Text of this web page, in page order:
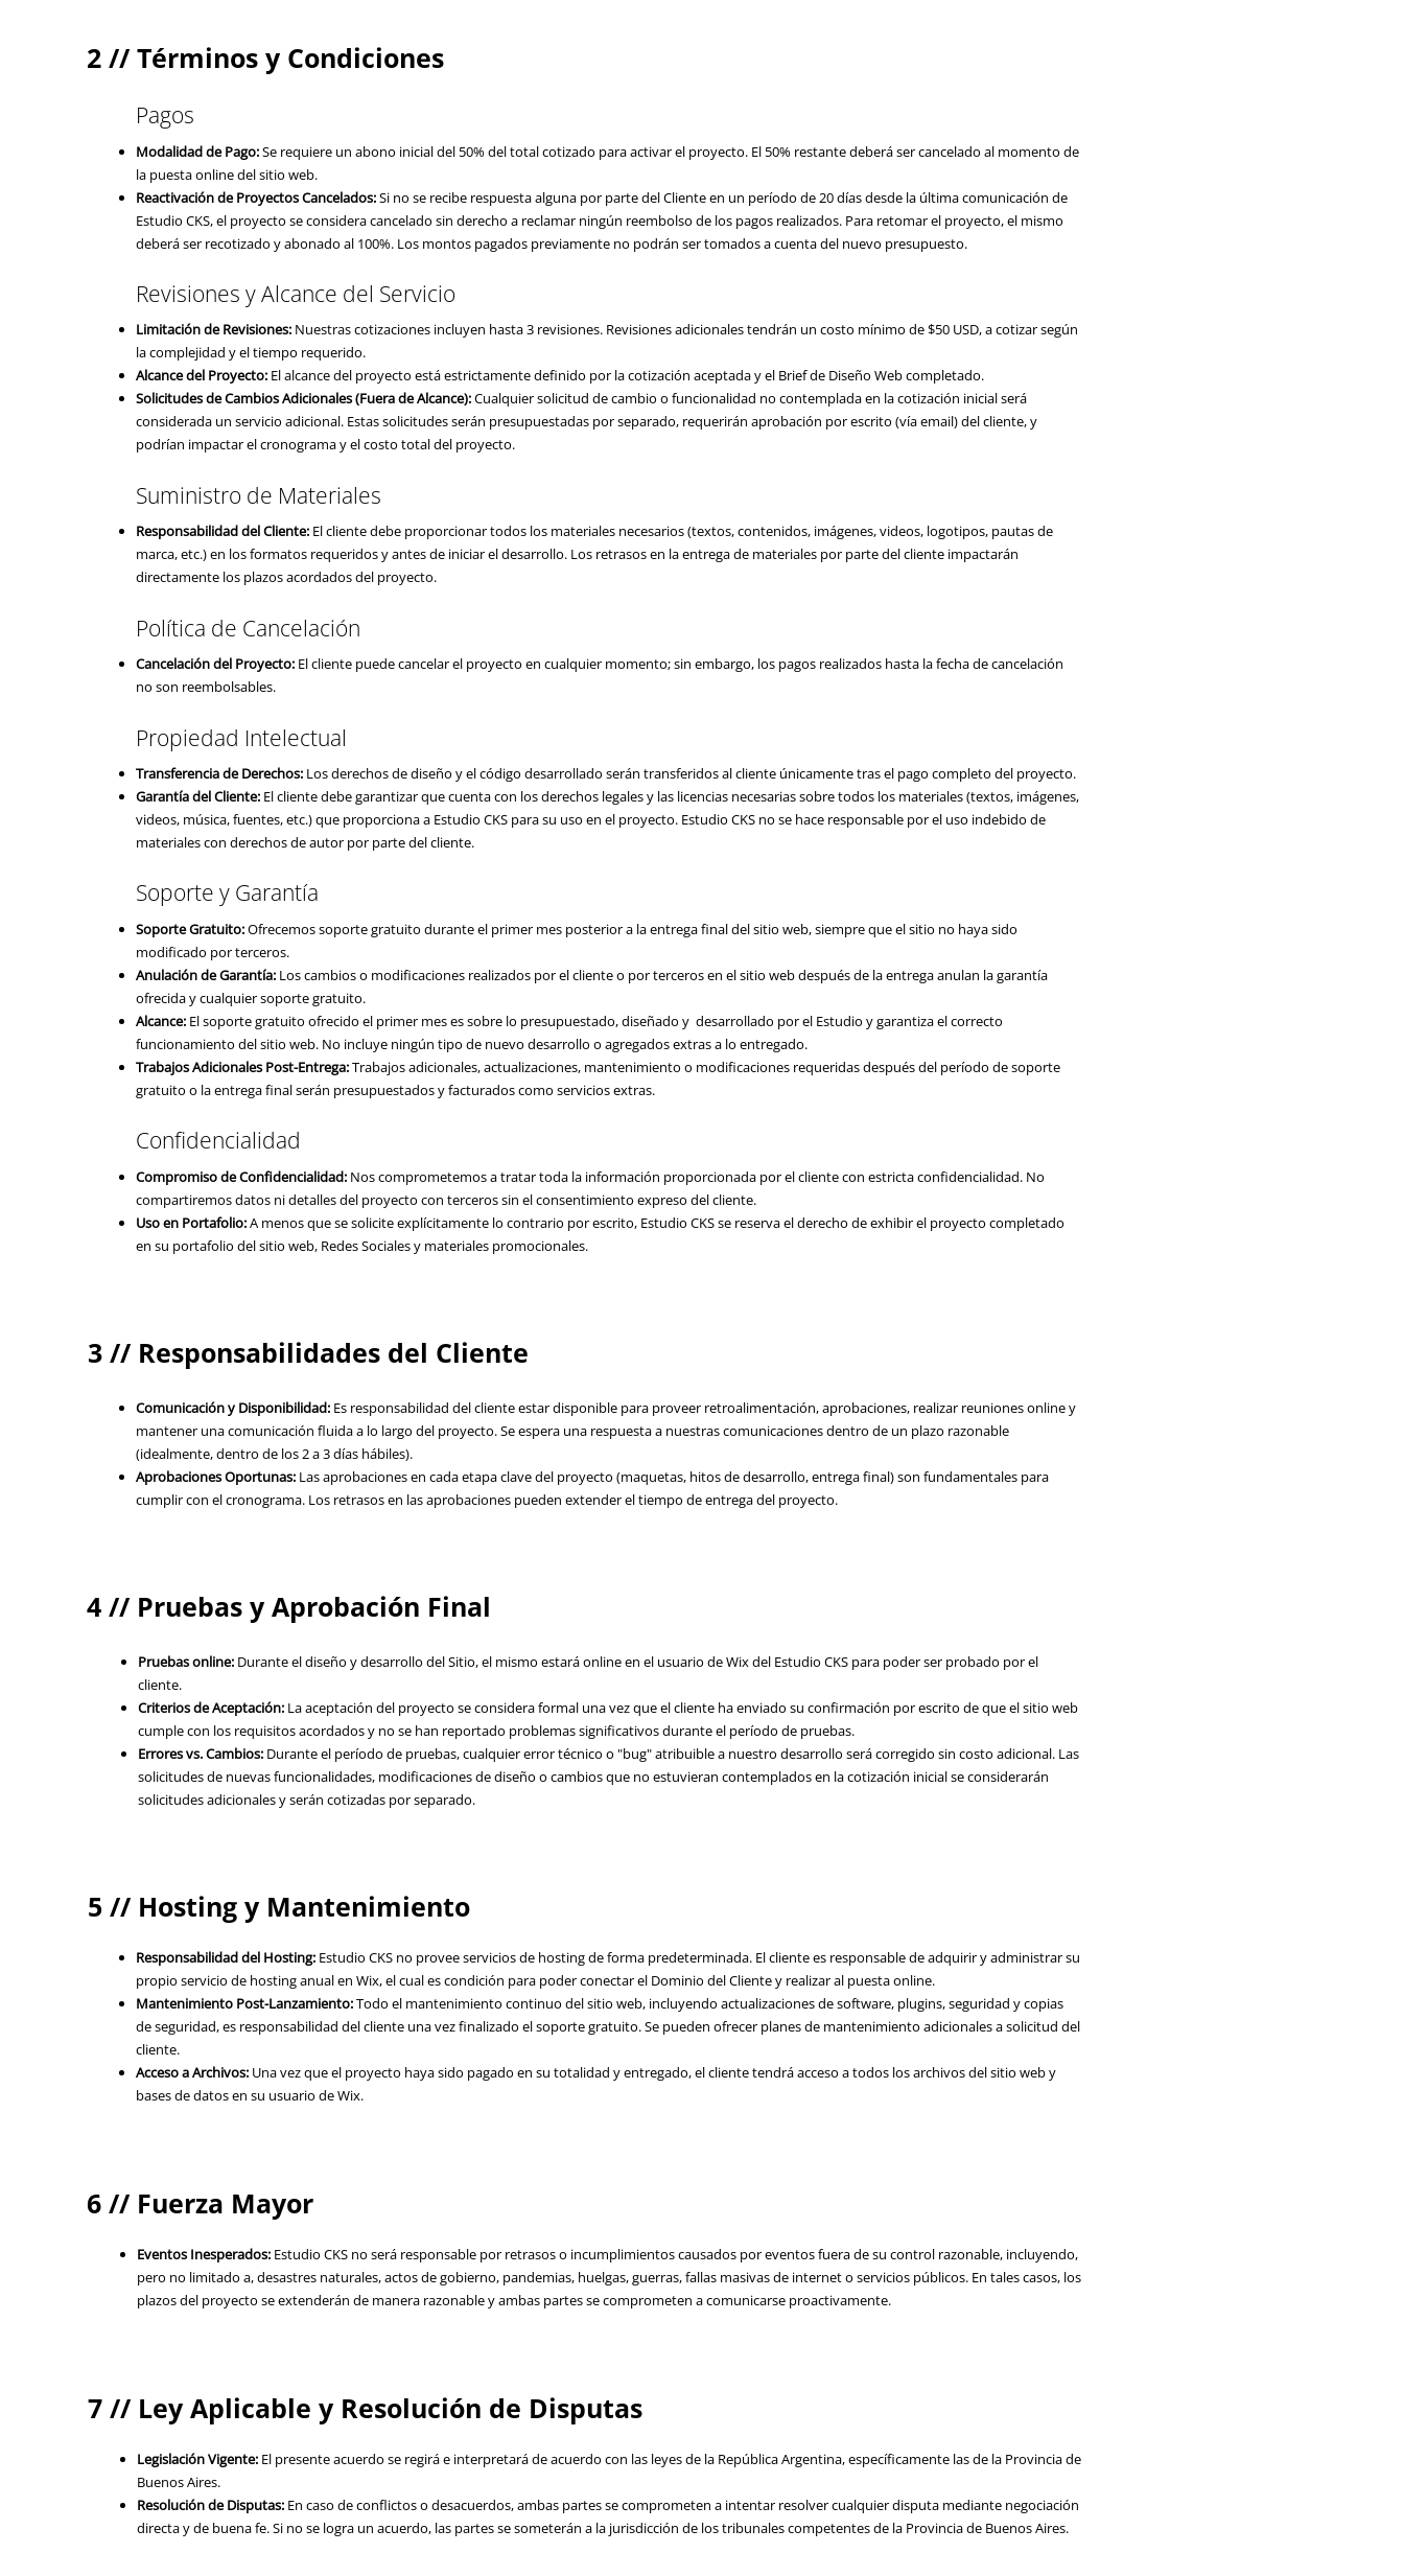
2 // Términos y Condiciones
Pagos
Modalidad de Pago:Se requiere un abono inicial del 50% del total cotizado para activar el proyecto. El 50% restante deberá ser cancelado al momento de
la puesta online del sitio web.
Reactivación de Proyectos Cancelados:Si no se recibe respuesta alguna por parte del Cliente en un período de 20 días desde la última comunicación de
Estudio CKS, el proyecto se considera cancelado sin derecho a reclamar ningún reembolso de los pagos realizados. Para retomar el proyecto, el mismo
deberá ser recotizado y abonado al 100%. Los montos pagados previamente no podrán ser tomados a cuenta del nuevo presupuesto.
Revisiones y Alcance del Servicio
Limitación de Revisiones:Nuestras cotizaciones incluyen hasta 3 revisiones. Revisiones adicionales tendrán un costo mínimo de $50 USD, a cotizar según
la complejidad y el tiempo requerido.
Alcance del Proyecto: El alcance del proyecto está estrictamente definido por la cotización aceptada y el Brief de Diseño Web completado.
Solicitudes de Cambios Adicionales (Fuera de Alcance):Cualquier solicitud de cambio o funcionalidad no contemplada en la cotización inicial será
considerada un servicio adicional. Estas solicitudes serán presupuestadas por separado, requerirán aprobación por escrito (vía email) del cliente, y
podrían impactar el cronograma y el costo total del proyecto.
Suministro de Materiales
Responsabilidad del Cliente: El cliente debe proporcionar todos los materiales necesarios (textos, contenidos, imágenes, videos, logotipos, pautas de
marca, etc.) en los formatos requeridos y antes de iniciar el desarrollo. Los retrasos en la entrega de materiales por parte del cliente impactarán
directamente los plazos acordados del proyecto.
Política de Cancelación
Cancelación del Proyecto: El cliente puede cancelar el proyecto en cualquier momento; sin embargo, los pagos realizados hasta la fecha de cancelación
no son reembolsables.
Propiedad Intelectual
Transferencia de Derechos: Los derechos de diseño y el código desarrollado serán transferidos al cliente únicamente tras el pago completo del proyecto.
Garantía del Cliente: El cliente debe garantizar que cuenta con los derechos legales y las licencias necesarias sobre todos los materiales (textos, imágenes,
videos, música, fuentes, etc.) que proporciona a Estudio CKS para su uso en el proyecto. Estudio CKS no se hace responsable por el uso indebido de
materiales con derechos de autor por parte del cliente.
Soporte y Garantía
Soporte Gratuito:Ofrecemos soporte gratuito durante el primer mes posterior a la entrega final del sitio web, siempre que el sitio no haya sido
modificado por terceros.
Anulación de Garantía: Los cambios o modificaciones realizados por el cliente o por terceros en el sitio web después de la entrega anulan la garantía
ofrecida y cualquier soporte gratuito.
Alcance: El soporte gratuito ofrecido el primer mes es sobre lo presupuestado, diseñado y desarrollado por el Estudio y garantiza el correcto
funcionamiento del sitio web. No incluye ningún tipo de nuevo desarrollo o agregados extras a lo entregado.
Trabajos Adicionales Post-Entrega:Trabajos adicionales, actualizaciones, mantenimiento o modificaciones requeridas después del período de soporte
gratuito o la entrega final serán presupuestados y facturados como servicios extras.
Confidencialidad
Compromiso de Confidencialidad: Nos comprometemos a tratar toda la información proporcionada por el cliente con estricta confidencialidad. No
compartiremos datos ni detalles del proyecto con terceros sin el consentimiento expreso del cliente.
Uso en Portafolio:A menos que se solicite explícitamente lo contrario por escrito, Estudio CKS se reserva el derecho de exhibir el proyecto completado
en su portafolio del sitio web, Redes Sociales y materiales promocionales.
3 // Responsabilidades del Cliente
Comunicación y Disponibilidad: Es responsabilidad del cliente estar disponible para proveer retroalimentación, aprobaciones, realizar reuniones online y
mantener una comunicación fluida a lo largo del proyecto. Se espera una respuesta a nuestras comunicaciones dentro de un plazo razonable
(idealmente, dentro de los 2 a 3 días hábiles).
Aprobaciones Oportunas: Las aprobaciones en cada etapa clave del proyecto (maquetas, hitos de desarrollo, entrega final) son fundamentales para
cumplir con el cronograma. Los retrasos en las aprobaciones pueden extender el tiempo de entrega del proyecto.
4 // Pruebas y Aprobación Final
Pruebas online: Durante el diseño y desarrollo del Sitio, el mismo estará online en el usuario de Wix del Estudio CKS para poder ser probado por el
cliente.
Criterios de Aceptación: La aceptación del proyecto se considera formal una vez que el cliente ha enviado su confirmación por escrito de que el sitio web
cumple con los requisitos acordados y no se han reportado problemas significativos durante el período de pruebas.
Errores vs. Cambios: Durante el período de pruebas, cualquier error técnico o "bug" atribuible a nuestro desarrollo será corregido sin costo adicional. Las
solicitudes de nuevas funcionalidades, modificaciones de diseño o cambios que no estuvieran contemplados en la cotización inicial se considerarán
solicitudes adicionales y serán cotizadas por separado.
5 // Hosting y Mantenimiento
Responsabilidad del Hosting: Estudio CKS no provee servicios de hosting de forma predeterminada. El cliente es responsable de adquirir y administrar su
propio servicio de hosting anual en Wix, el cual es condición para poder conectar el Dominio del Cliente y realizar al puesta online.
Mantenimiento Post-Lanzamiento:Todo el mantenimiento continuo del sitio web, incluyendo actualizaciones de software, plugins, seguridad y copias
de seguridad, es responsabilidad del cliente una vez finalizado el soporte gratuito. Se pueden ofrecer planes de mantenimiento adicionales a solicitud del
cliente.
Acceso a Archivos: Una vez que el proyecto haya sido pagado en su totalidad y entregado, el cliente tendrá acceso a todos los archivos del sitio web y
bases de datos en su usuario de Wix.
6 // Fuerza Mayor
Eventos Inesperados: Estudio CKS no será responsable por retrasos o incumplimientos causados por eventos fuera de su control razonable, incluyendo,
pero no limitado a, desastres naturales, actos de gobierno, pandemias, huelgas, guerras, fallas masivas de internet o servicios públicos. En tales casos, los
plazos del proyecto se extenderán de manera razonable y ambas partes se comprometen a comunicarse proactivamente.
7 // Ley Aplicable y Resolución de Disputas
Legislación Vigente: El presente acuerdo se regirá e interpretará de acuerdo con las leyes de la República Argentina, específicamente las de la Provincia de
Buenos Aires.
Resolución de Disputas: En caso de conflictos o desacuerdos, ambas partes se comprometen a intentar resolver cualquier disputa mediante negociación
directa y de buena fe. Si no se logra un acuerdo, las partes se someterán a la jurisdicción de los tribunales competentes de la Provincia de Buenos Aires.